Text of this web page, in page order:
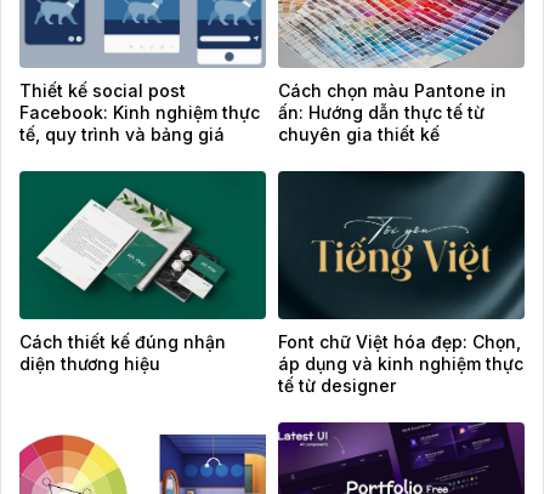
Thiết kế social post
Facebook: Kinh nghiệm thực
tế, quy trình và bảng giá
Cách chọn màu Pantone in
ấn: Hướng dẫn thực tế từ
chuyên gia thiết kế
Cách thiết kế đúng nhận
diện thương hiệu
Font chữ Việt hóa đẹp: Chọn,
áp dụng và kinh nghiệm thực
tế từ designer